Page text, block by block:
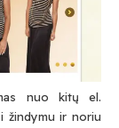
nuo kitų el.
žindymu ir noriu